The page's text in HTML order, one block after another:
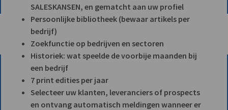
SALESKANSEN, en gematcht aan uw profiel
Persoonlijke bibliotheek (bewaar artikels per
bedrijf)
Zoekfunctie op bedrijven en sectoren
Historiek: wat speelde de voorbije maanden bij
een bedrijf
7 print edities per jaar
Selecteer uw klanten, leveranciers of prospects
en ontvang automatisch meldingen wanneer er